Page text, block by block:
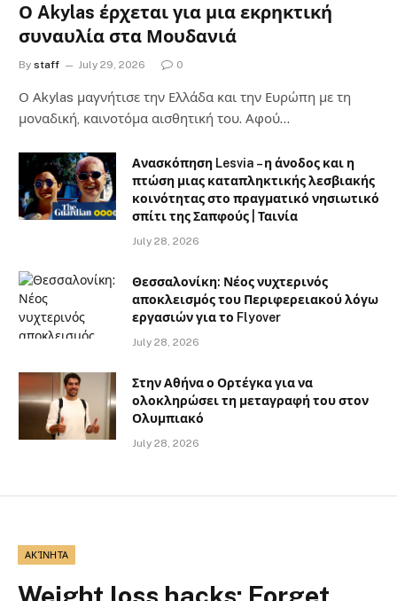
Ο Akylas έρχεται για μια εκρηκτική
συναυλία στα Μουδανιά
By staff July 29, 2026 0
Ο Αkylas μαγνήτισε την Ελλάδα και την Ευρώπη με τη
μοναδική, καινοτόμα αισθητική του. Αφού…
Ανασκόπηση Lesvia – η άνοδος και η
πτώση μιας καταπληκτικής λεσβιακής
κοινότητας στο πραγματικό νησιωτικό
σπίτι της Σαπφούς | Ταινία
July 28, 2026
Θεσσαλονίκη: Νέος νυχτερινός
αποκλεισμός του Περιφερειακού λόγω
εργασιών για το Flyover
July 28, 2026
Στην Αθήνα ο Ορτέγκα για να
ολοκληρώσει τη μεταγραφή του στον
Ολυμπιακό
July 28, 2026
ΑΚΊΝΗΤΑ